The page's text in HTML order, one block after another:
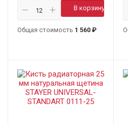
В корзину
Общая стоимость 1 560 ₽